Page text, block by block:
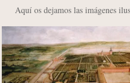
Aquí os dejamos las imágenes